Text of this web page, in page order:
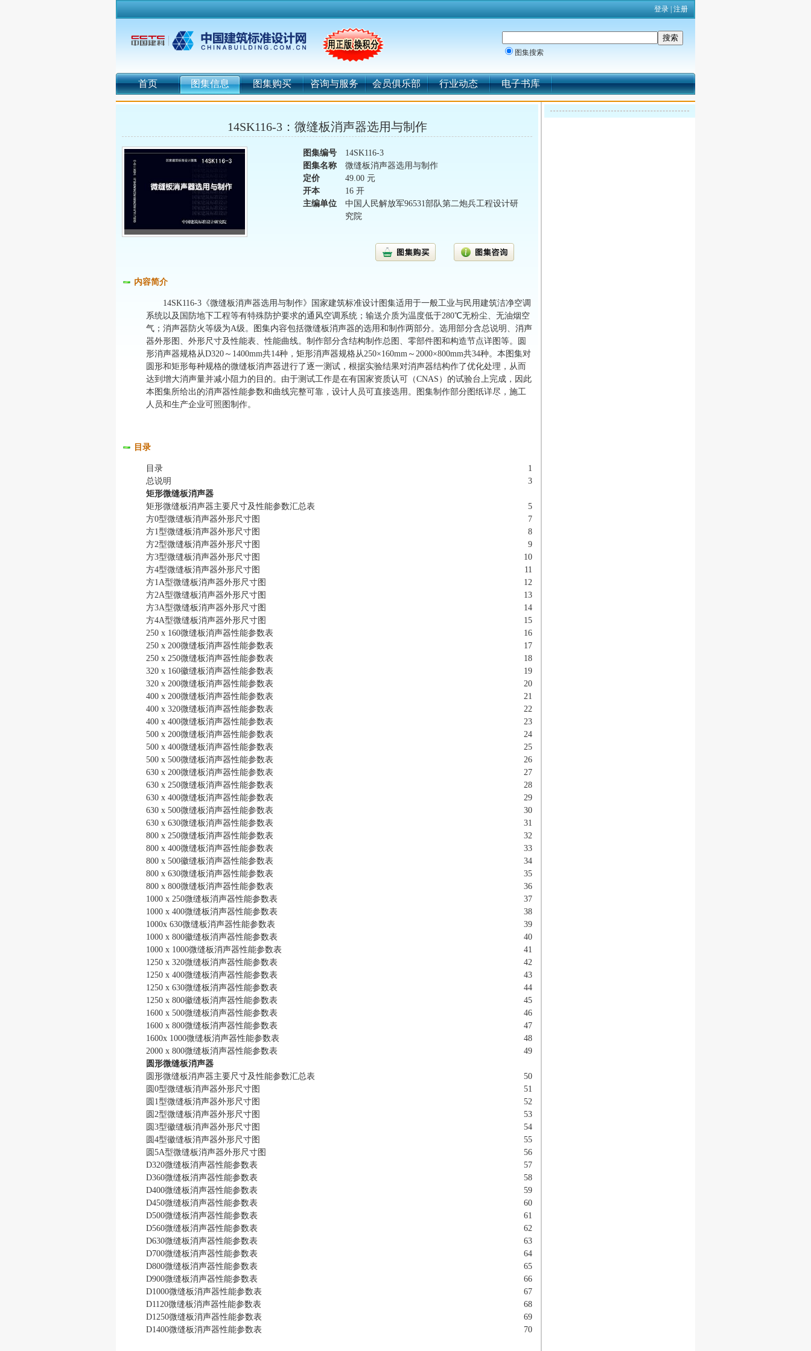
登录 注册
图集搜索
首页 图集信息 图集购买 咨询与服务 会员俱乐部 行业动态 电子书库
14SK116-3：微缝板消声器选用与制作
图集编号
14SK116-3
图集名称
微缝板消声器选用与制作
定价
49.00 元
开本
16 开
主编单位
中国人民解放军96531部队第二炮兵工程设计研
究院
内容简介
14SK116-3《微缝板消声器选用与制作》国家建筑标准设计图集适用于一般工业与民用建筑洁净空调
系统以及国防地下工程等有特殊防护要求的通风空调系统；输送介质为温度低于280℃无粉尘、无油烟空
气；消声器防火等级为A级。图集内容包括微缝板消声器的选用和制作两部分。选用部分含总说明、消声
器外形图、外形尺寸及性能表、性能曲线。制作部分含结构制作总图、零部件图和构造节点详图等。圆
形消声器规格从D320～1400mm共14种，矩形消声器规格从250×160mm～2000×800mm共34种。本图集对
圆形和矩形每种规格的微缝板消声器进行了逐一测试，根据实验结果对消声器结构作了优化处理，从而
达到增大消声量并减小阻力的目的。由于测试工作是在有国家资质认可（CNAS）的试验台上完成，因此
本图集所给出的消声器性能参数和曲线完整可靠，设计人员可直接选用。图集制作部分图纸详尽，施工
人员和生产企业可照图制作。
目录
目录
1
总说明
3
矩形微缝板消声器
矩形微缝板消声器主要尺寸及性能参数汇总表
5
方0型微缝板消声器外形尺寸图
7
方1型微缝板消声器外形尺寸图
8
方2型微缝板消声器外形尺寸图
9
方3型微缝板消声器外形尺寸图
10
方4型微缝板消声器外形尺寸图
11
方1A型微缝板消声器外形尺寸图
12
方2A型微缝板消声器外形尺寸图
13
方3A型微缝板消声器外形尺寸图
14
方4A型微缝板消声器外形尺寸图
15
250 x 160微缝板消声器性能参数表
16
250 x 200微缝板消声器性能参数表
17
250 x 250微缝板消声器性能参数表
18
320 x 160徽缝板消声器性能参数表
19
320 x 200微缝板消声器性能参数表
20
400 x 200微缝板消声器性能参数表
21
400 x 320微缝板消声器性能参数表
22
400 x 400微缝板消声器性能参数表
23
500 x 200微缝板消声器性能参数表
24
500 x 400微缝板消声器性能参数表
25
500 x 500微缝板消声器性能参数表
26
630 x 200微缝板消声器性能参数表
27
630 x 250微缝板消声器性能参数表
28
630 x 400微缝板消声器性能参数表
29
630 x 500微缝板消声器性能参数表
30
630 x 630微缝板消声器性能参数表
31
800 x 250微缝板消声器性能参数表
32
800 x 400微缝板消声器性能参数表
33
800 x 500徽缝板消声器性能参数表
34
800 x 630微缝板消声器性能参数表
35
800 x 800微缝板消声器性能参数表
36
1000 x 250微缝板消声器性能参数表
37
1000 x 400微缝板消声器性能参数表
38
1000x 630微缝板消声器性能参数表
39
1000 x 800徽缝板消声器性能参数表
40
1000 x 1000微缝板消声器性能参数表
41
1250 x 320微缝板消声器性能参数表
42
1250 x 400微缝板消声器性能参数表
43
1250 x 630微缝板消声器性能参数表
44
1250 x 800徽缝板消声器性能参数表
45
1600 x 500微缝板消声器性能参数表
46
1600 x 800微缝板消声器性能参数表
47
1600x 1000微缝板消声器性能参数表
48
2000 x 800微缝板消声器性能参数表
49
圆形微缝板消声器
圆形微缝板消声器主要尺寸及性能参数汇总表
50
圆0型微缝板消声器外形尺寸图
51
圆1型微缝板消声器外形尺寸图
52
圆2型微缝板消声器外形尺寸图
53
圆3型徽缝板消声器外形尺寸图
54
圆4型徽缝板消声器外形尺寸图
55
圆5A型微缝板消声器外形尺寸图
56
D320微缝板消声器性能参数表
57
D360微缝板消声器性能参数表
58
D400微缝板消声器性能参数表
59
D450微缝板消声器性能参数表
60
D500微缝板消声器性能参数表
61
D560微缝板消声器性能参数表
62
D630微缝板消声器性能参数表
63
D700微缝板消声器性能参数表
64
D800微缝板消声器性能参数表
65
D900微缝板消声器性能参数表
66
D1000微缝板消声器性能参数表
67
D1120微缝板消声器性能参数表
68
D1250微缝板消声器性能参数表
69
D1400微缝板消声器性能参数表
70